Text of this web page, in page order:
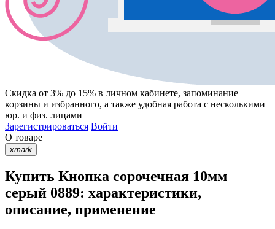
Скидка от 3% до 15% в личном кабинете, запоминание
корзины и избранного, а также удобная работа с несколькими
юр. и физ. лицами
Зарегистрироваться Войти
О товаре
xmark
Купить Кнопка сорочечная 10мм
серый 0889: характеристики,
описание, применение